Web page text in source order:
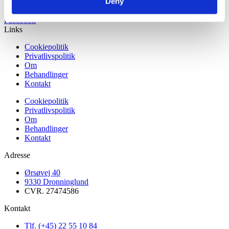
Facebook
Links
Cookiepolitik
Privatlivspolitik
Om
Behandlinger
Kontakt
Cookiepolitik
Privatlivspolitik
Om
Behandlinger
Kontakt
Adresse
Ørsøvej 40
9330 Dronninglund
CVR. 27474586
Kontakt
Tlf. (+45) 22 55 10 84